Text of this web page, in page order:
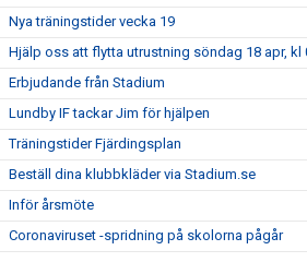
Nya träningstider vecka 19
Hjälp oss att flytta utrustning söndag 18 apr, kl
Erbjudande från Stadium
Lundby IF tackar Jim för hjälpen
Träningstider Fjärdingsplan
Beställ dina klubbkläder via Stadium.se
Inför årsmöte
Coronaviruset -spridning på skolorna pågår